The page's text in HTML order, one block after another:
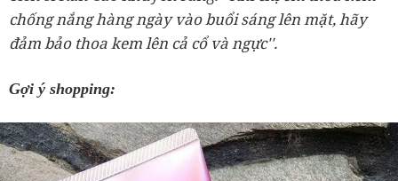
chống nắng hàng ngày vào buổi sáng lên mặt, hãy
đảm bảo thoa kem lên cả cổ và ngực''.
Gợi ý shopping: